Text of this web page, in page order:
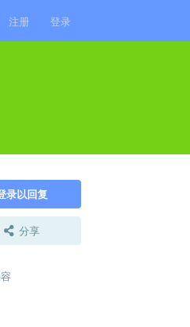
注册 登录
录以回复
分享